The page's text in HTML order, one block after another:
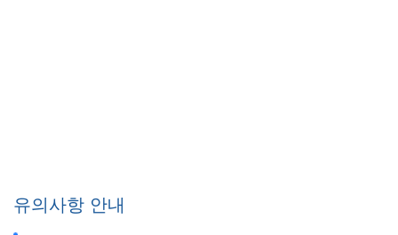
유의사항 안내